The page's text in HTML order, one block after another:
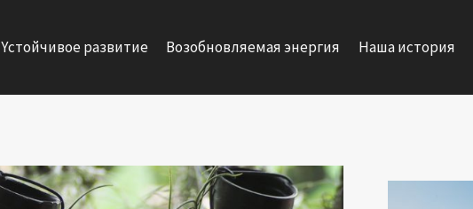
Yстойчивое развитие Возобновляемая энергия Наша история